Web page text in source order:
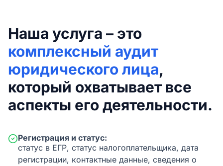
Наша услуга – это
комплексный аудит
юридического лица,
который охватывает все
аспекты его деятельности.
Регистрация и статус:
статус в ЕГР, статус налогоплательщика, дата
регистрации, контактные данные, сведения о